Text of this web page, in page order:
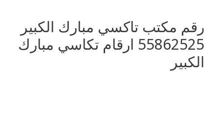
رقم مكتب تاكسي مبارك الكبير
55862525 ارقام تكاسي مبارك
الكبير